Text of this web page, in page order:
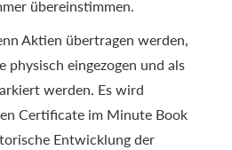
übereinstimmen.
Aktien übertragen werden,
physisch eingezogen und als
werden. Es wird
Certificate im Minute Book
Entwicklung der